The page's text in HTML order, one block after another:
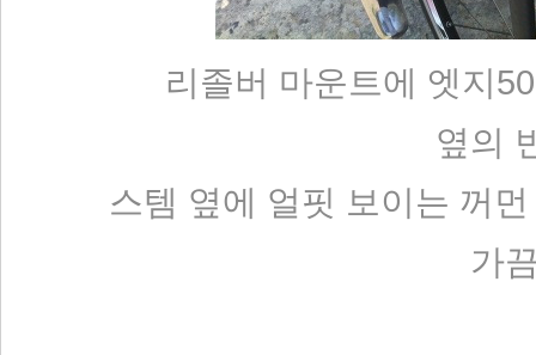
리졸버 마운트에 엣지
옆의
스템 옆에 얼핏 보이는 꺼
가